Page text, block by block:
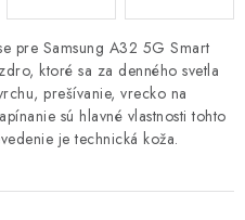
A PC
pre Samsung A32 5G Smart
ktoré sa za denného svetla
prešívanie, vrecko na
sú hlavné vlastnosti tohto
je technická koža.